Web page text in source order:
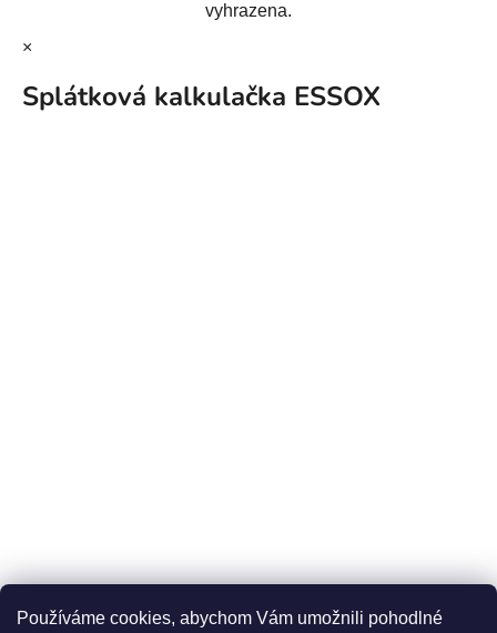
Používáme cookies, abychom Vám umožnili pohodlné
vyhrazena.
×
Splátková kalkulačka ESSOX